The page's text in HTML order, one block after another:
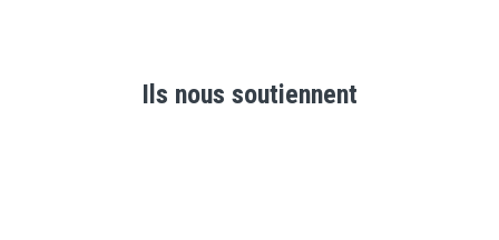
Ils nous soutiennent